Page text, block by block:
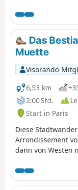
Brassens erinnern
Schlachthöfe von
Das
Muette
Visorando-
6,53 km
2:00 Std.
Start in Paris
Diese
Arrondissement
dann von Westen
Vielfalt, die für
ist.